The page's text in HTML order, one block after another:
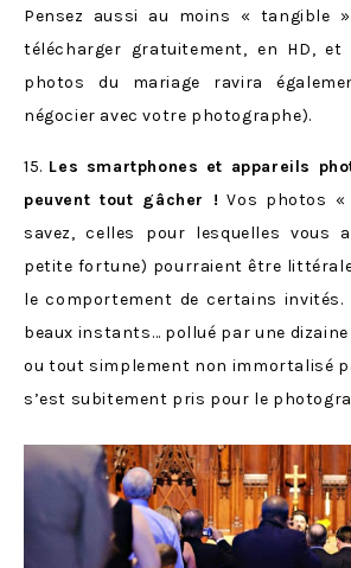
Pensez aussi au moins « tangible
télécharger gratuitement, en HD,
photos du mariage ravira
négocier avec votre photographe).
15. Les smartphones et appareils
peuvent tout gâcher ! Vos photos «
savez, celles pour lesquelles vous
petite fortune) pourraient être
le comportement de certains invités.
beaux instants… pollué par une
ou tout simplement non immortalisé
s’est subitement pris pour le